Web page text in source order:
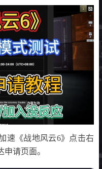
速《战地风云6》点击右
请页面。